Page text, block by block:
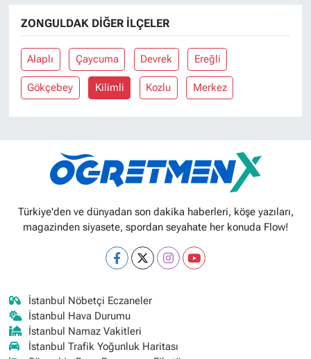
ZONGULDAK DIĞER İLÇELER
Alaplı Çaycuma Devrek Ereğli
Gökçebey Kilimli Kozlu Merkez
Türkiye'den ve dünyadan son dakika haberleri, köşe yazıları,
magazinden siyasete, spordan seyahate her konuda Flow!
İstanbul Nöbetçi Eczaneler
İstanbul Hava Durumu
İstanbul Namaz Vakitleri
İstanbul Trafik Yoğunluk Haritası